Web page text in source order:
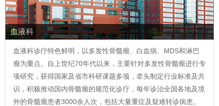
血液科
血液科诊疗特色鲜明，以多发性骨髓瘤、白血病、MDS和淋巴
瘤为重点。自上世纪70年代以来，主要针对多发性骨髓瘤进行专
项研究，获得国家及省市科研课题多项，牵头制定行业标准及共
识，积极推动国内骨髓瘤的规范化诊疗，每年诊治全国各地及境
外的骨髓瘤患者3000余人次，包括大量重症及疑难转诊病患。